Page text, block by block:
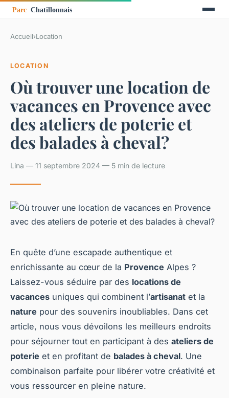
Accueil›Location
LOCATION
Où trouver une location de
vacances en Provence avec
des ateliers de poterie et
des balades à cheval?
Lina — 11 septembre 2024 — 5 min de lecture
En quête d’une escapade authentique et
enrichissante au cœur de la Provence Alpes ?
Laissez-vous séduire par des locations de
vacances uniques qui combinent l’artisanat et la
nature pour des souvenirs inoubliables. Dans cet
article, nous vous dévoilons les meilleurs endroits
pour séjourner tout en participant à des ateliers de
poterie et en profitant de balades à cheval. Une
combinaison parfaite pour libérer votre créativité et
vous ressourcer en pleine nature.